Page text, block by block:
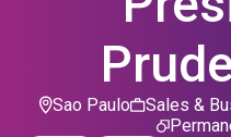
Sao Paulo
Sales &